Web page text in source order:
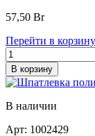
57,50 Br
Перейти в корзину
В корзину
В наличии
Арт: 1002429